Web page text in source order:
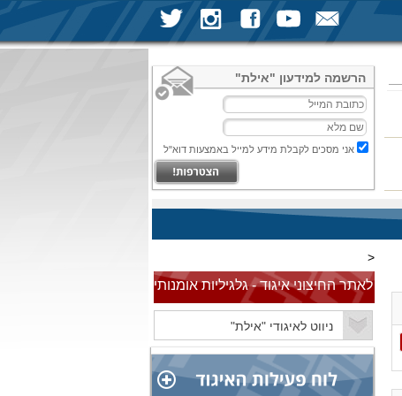
הרשמה למידעון "אילת"
אני מסכים לקבלת מידע למייל באמצעות דוא"ל
<
לאתר החיצוני איגוד - גלגיליות אומנותי